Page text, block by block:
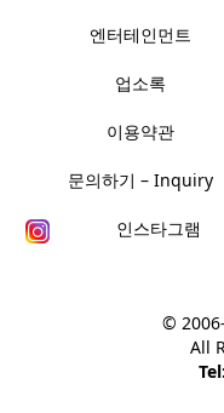
엔터테인먼트
업소록
이용약관
문의하기 – Inquiry
인스타그램
©
All
Tel: